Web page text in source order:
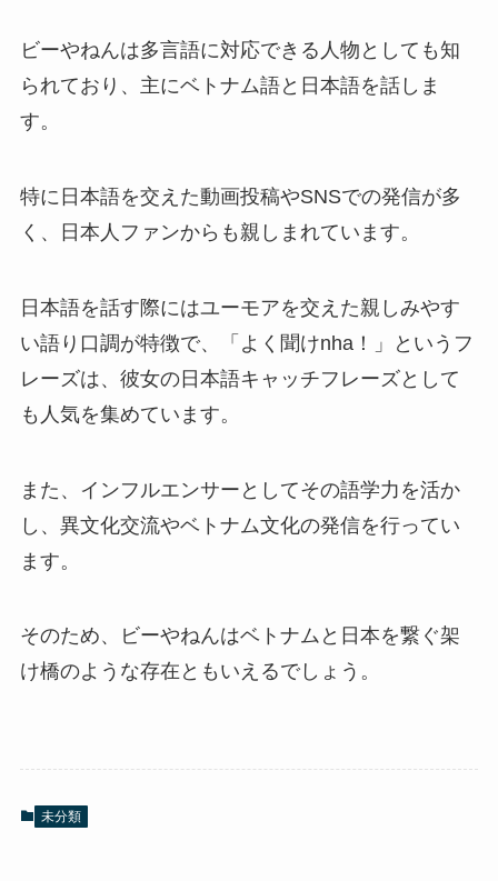
ビーやねんは多言語に対応できる人物としても知
られており、主にベトナム語と日本語を話しま
す。
特に日本語を交えた動画投稿やSNSでの発信が多
く、日本人ファンからも親しまれています。
日本語を話す際にはユーモアを交えた親しみやす
い語り口調が特徴で、「よく聞けnha！」というフ
レーズは、彼女の日本語キャッチフレーズとして
も人気を集めています。
また、インフルエンサーとしてその語学力を活か
し、異文化交流やベトナム文化の発信を行ってい
ます。
そのため、ビーやねんはベトナムと日本を繋ぐ架
け橋のような存在ともいえるでしょう。
未分類